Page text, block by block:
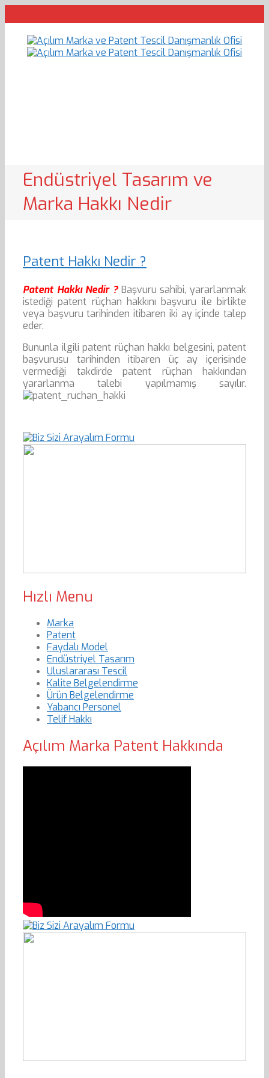
Endüstriyel Tasarım ve
Marka Hakkı Nedir
Patent Hakkı Nedir ?
Patent Hakkı Nedir ?Başvuru sahibi, yararlanmak
istediği patent rüçhan hakkını başvuru ile birlikte
veya başvuru tarihinden itibaren iki ay içinde talep
eder.
Bununla ilgili patent rüçhan hakkı belgesini, patent
başvurusu tarihinden itibaren üç ay içerisinde
vermediği takdirde patent rüçhan hakkından
yararlanma talebi yapılmamış sayılır.
Hızlı Menu
Marka
Patent
Faydalı Model
Endüstriyel Tasarım
Uluslararası Tescil
Kalite Belgelendirme
Ürün Belgelendirme
Yabancı Personel
Telif Hakkı
Açılım Marka Patent Hakkında